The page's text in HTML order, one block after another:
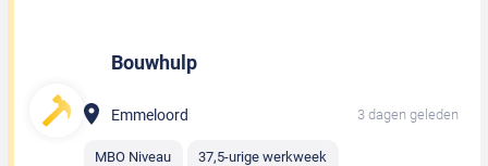
Bouwhulp
Emmeloord 3 dagen geleden
MBO Niveau 37,5-urige werkweek